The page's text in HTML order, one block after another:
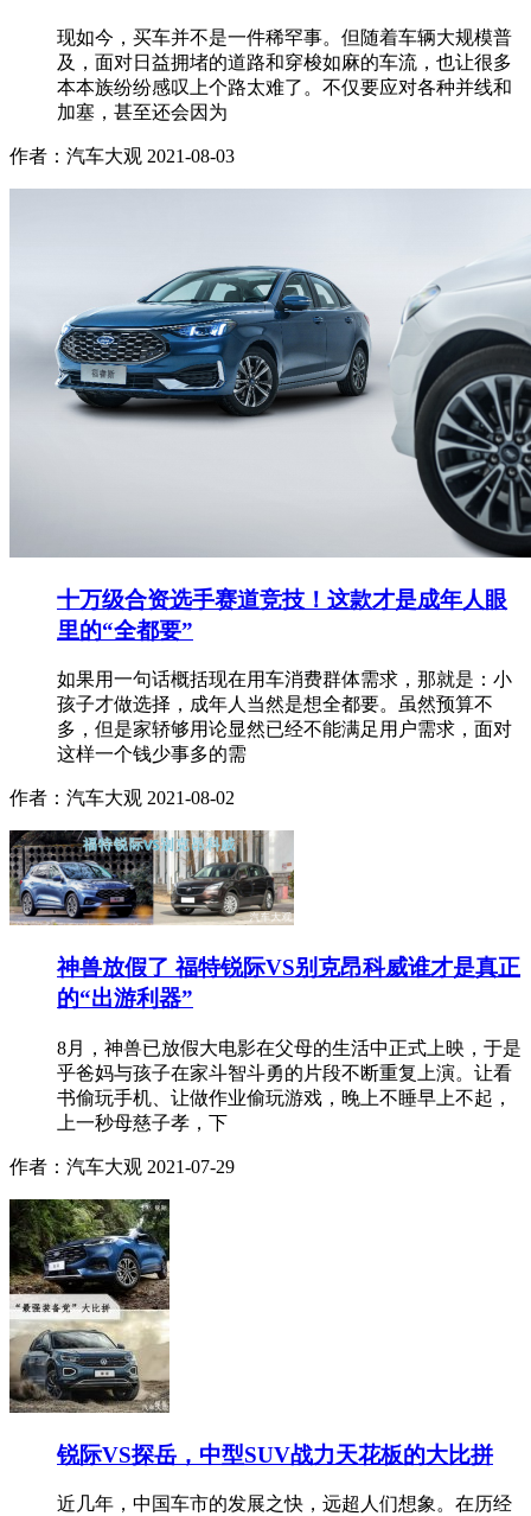
现如今，买车并不是一件稀罕事。但随着车辆大规模普
及，面对日益拥堵的道路和穿梭如麻的车流，也让很多
本本族纷纷感叹上个路太难了。不仅要应对各种并线和
加塞，甚至还会因为
作者：汽车大观 2021-08-03
十万级合资选手赛道竞技！这款才是成年人眼
里的“全都要”
如果用一句话概括现在用车消费群体需求，那就是：小
孩子才做选择，成年人当然是想全都要。虽然预算不
多，但是家轿够用论显然已经不能满足用户需求，面对
这样一个钱少事多的需
作者：汽车大观 2021-08-02
神兽放假了 福特锐际VS别克昂科威谁才是真正
的“出游利器”
8月，神兽已放假大电影在父母的生活中正式上映，于是
乎爸妈与孩子在家斗智斗勇的片段不断重复上演。让看
书偷玩手机、让做作业偷玩游戏，晚上不睡早上不起，
上一秒母慈子孝，下
作者：汽车大观 2021-07-29
锐际VS探岳，中型SUV战力天花板的大比拼
近几年，中国车市的发展之快，远超人们想象。在历经